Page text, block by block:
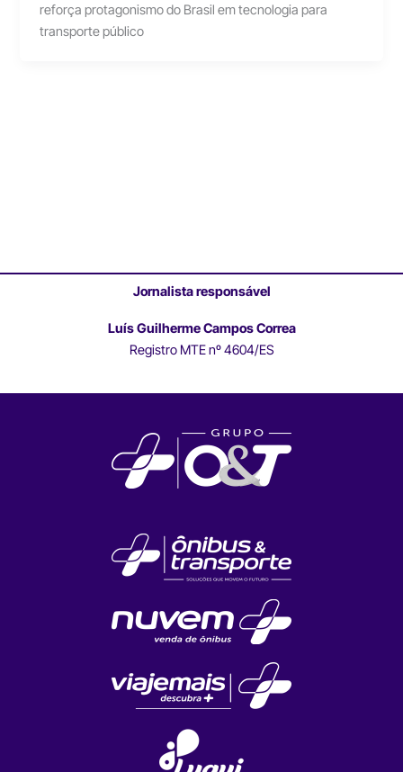
reforça protagonismo do Brasil em tecnologia para
transporte público
Jornalista responsável
Luís Guilherme Campos Correa
Registro MTE nº 4604/ES